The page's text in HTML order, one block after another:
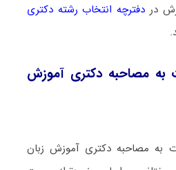
در دفترچه انتخاب رشته دکتری
به مصاحبه دکتری آموزش
به مصاحبه دکتری آموزش زبان